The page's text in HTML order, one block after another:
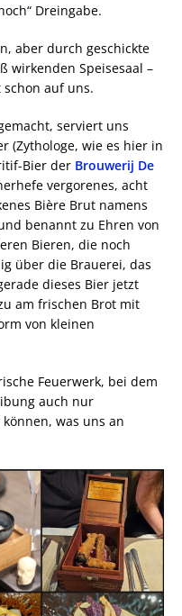
Dreingabe.
aber durch geschickte
wirkenden Speisesaal –
auf uns.
serviert uns
(Zythologe, wie es hier in
Bier der Brouwerij De
vergorenes, acht
Bière Brut namens
benannt zu Ehren von
Bieren, die noch
über die Brauerei, das
dieses Bier jetzt
am frischen Brot mit
von kleinen
Feuerwerk, bei dem
auch nur
was uns an